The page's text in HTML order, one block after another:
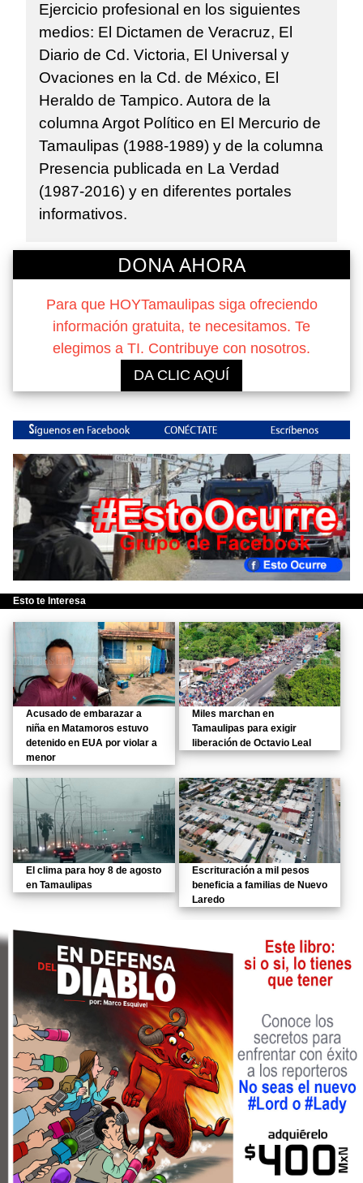
Ejercicio profesional en los siguientes
medios: El Dictamen de Veracruz, El
Diario de Cd. Victoria, El Universal y
Ovaciones en la Cd. de México, El
Heraldo de Tampico. Autora de la
columna Argot Político en El Mercurio de
Tamaulipas (1988-1989) y de la columna
Presencia publicada en La Verdad
(1987-2016) y en diferentes portales
informativos.
DONA AHORA
Para que HOYTamaulipas siga ofreciendo
información gratuita, te necesitamos. Te
elegimos a TI. Contribuye con nosotros.
DA CLIC AQUÍ
Esto te Interesa
Acusado de embarazar a
niña en Matamoros estuvo
detenido en EUA por violar a
menor
Miles marchan en
Tamaulipas para exigir
liberación de Octavio Leal
El clima para hoy 8 de agosto
en Tamaulipas
Escrituración a mil pesos
beneficia a familias de Nuevo
Laredo